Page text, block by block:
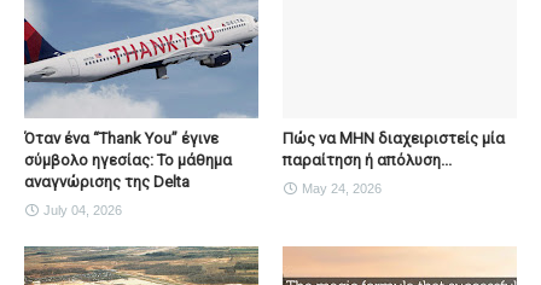
Όταν ένα “Thank You” έγινε
σύμβολο ηγεσίας: Το μάθημα
αναγνώρισης της Delta
July 04, 2026
Πώς να ΜΗΝ διαχειριστείς μία
παραίτηση ή απόλυση...
May 24, 2026